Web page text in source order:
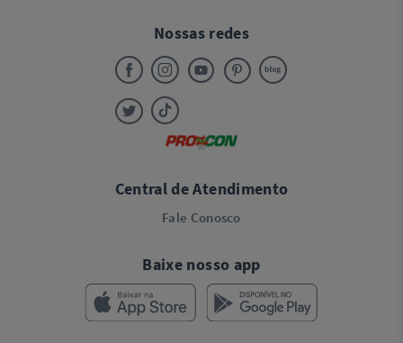
Nossas redes
Central de Atendimento
Fale Conosco
Baixe nosso app